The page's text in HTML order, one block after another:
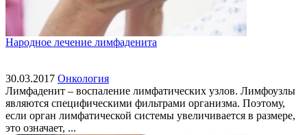
Народное лечение лимфаденита
30.03.2017 Онкология
Лимфаденит – воспаление лимфатических узлов. Лимфоузлы
являются специфическими фильтрами организма. Поэтому,
если орган лимфатической системы увеличивается в размере,
это означает, ...